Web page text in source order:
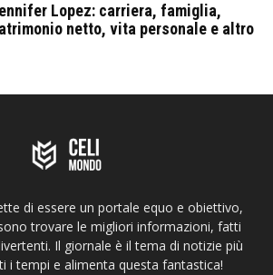
Lopez: carriera, famiglia,
netto, vita personale e altro
di essere un portale equo e obiettivo,
trovare le migliori informazioni, fatti
Il giornale è il tema di notizie più
i tempi e alimenta questa fantastica!